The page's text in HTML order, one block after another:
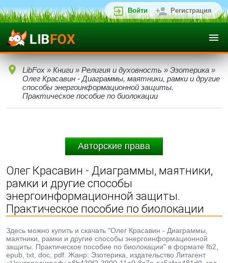
Войти Регистрация
LibFox » Книги » Религия и духовность » Эзотерика »
Олег Красавин - Диаграммы, маятники, рамки и другие
способы энергоинформационной защиты.
Практическое пособие по биолокации
Авторские права
Олег Красавин - Диаграммы, маятники,
рамки и другие способы
энергоинформационной защиты.
Практическое пособие по биолокации
Здесь можно купить и скачать "Олег Красавин - Диаграммы,
маятники, рамки и другие способы энергоинформационной
защиты. Практическое пособие по биолокации" в формате fb2,
epub, txt, doc, pdf. Жанр: Эзотерика, издательство Литагент